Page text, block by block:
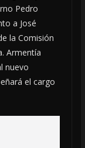
Pedro
a José
la Comisión
Armentía
nuevo
el cargo